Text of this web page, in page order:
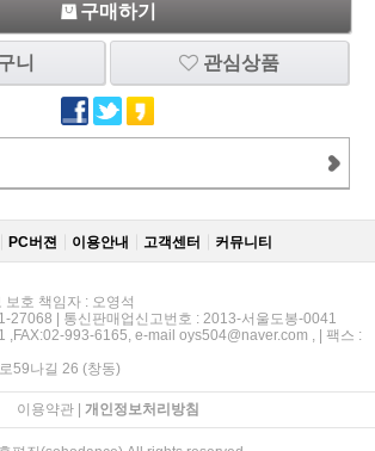
구매하기
니 관심상품
PC버젼 이용안내 고객센터 커뮤니티
호 책임자 : 오영석
27068 | 통신판매업신고번호 : 2013-서울도봉-0041
,FAX:02-993-6165, e-mail oys504@naver.com , | 팩스 :
59나길 26 (창동)
이용약관| 개인정보처리방침